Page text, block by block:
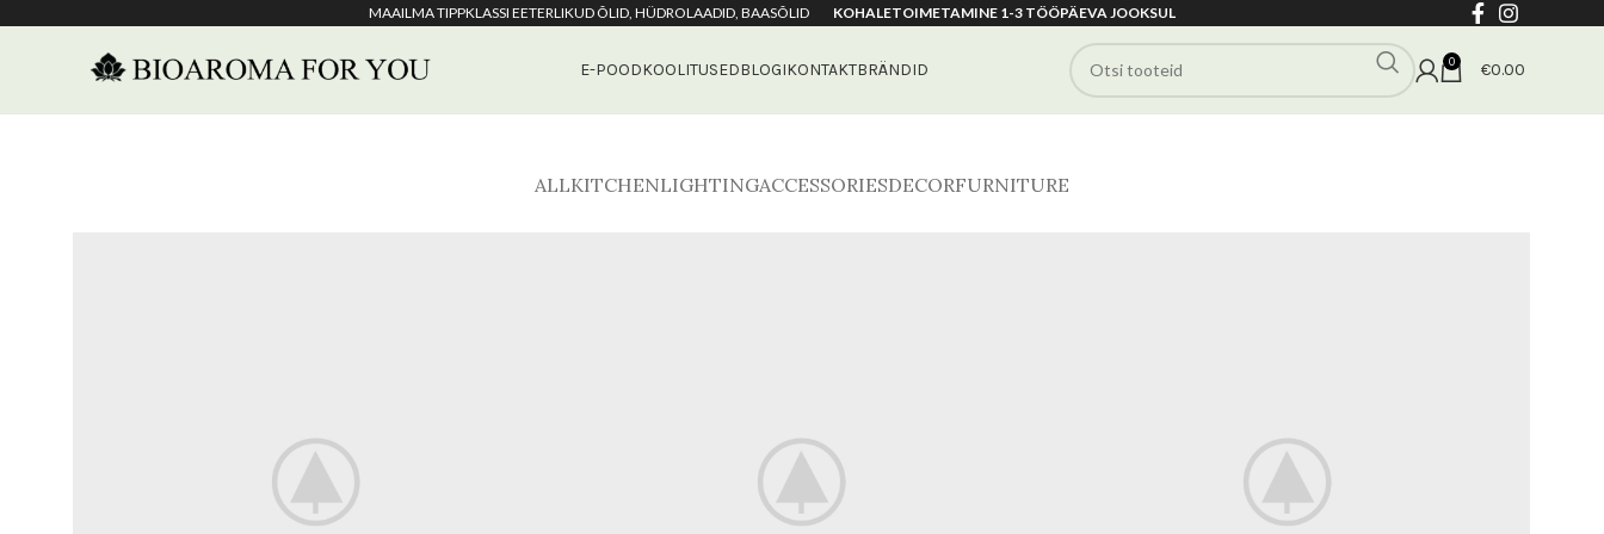
MAAILMA TIPPKLASSI EETERLIKUD ÕLID, HÜDROLAADID, BAASÕLID KOHALETOIMETAMINE 1-3 TÖÖPÄEVA JOOKSUL
E-POODKOOLITUSEDBLOGIKONTAKTBRÄNDID 0 €0.00
ALLKITCHENLIGHTINGACCESSORIESDECORFURNITURE